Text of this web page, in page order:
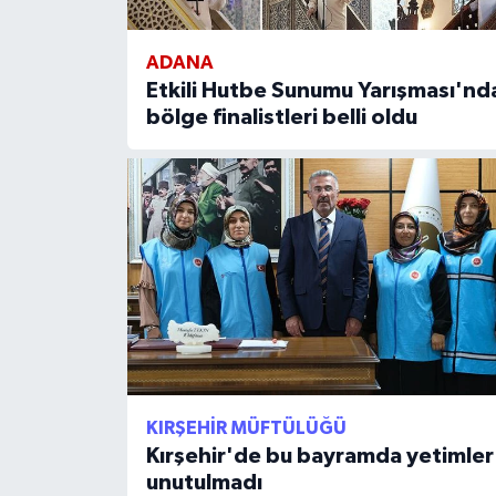
ADANA
Etkili Hutbe Sunumu
bölge finalistleri belli oldu
KIRŞEHIR MÜFTÜLÜĞÜ
Kırşehir'de bu bayramda yetimler
unutulmadı
Bitlis Müftülüğü
Bolu Müftülüğü
Burdur Müftülüğü
Bursa Müftülüğü
Çanakkale Müftülüğü
Çankırı Müftülüğü
Çorum Müftülüğü
Denizli Müftülüğü
Makaleler
Ekonomi
Duyurular
Podcast
Bilim, Teknoloji
Biyografiler
Diyanet TV